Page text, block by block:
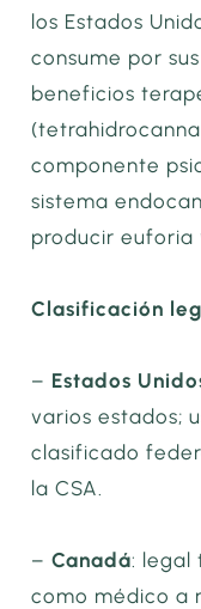
los Estados
consume por
beneficios
componente
sistema
producir euforia
Clasificación
– Estados
varios estados;
clasificado
la CSA.
–Canadá: legal
como médico a